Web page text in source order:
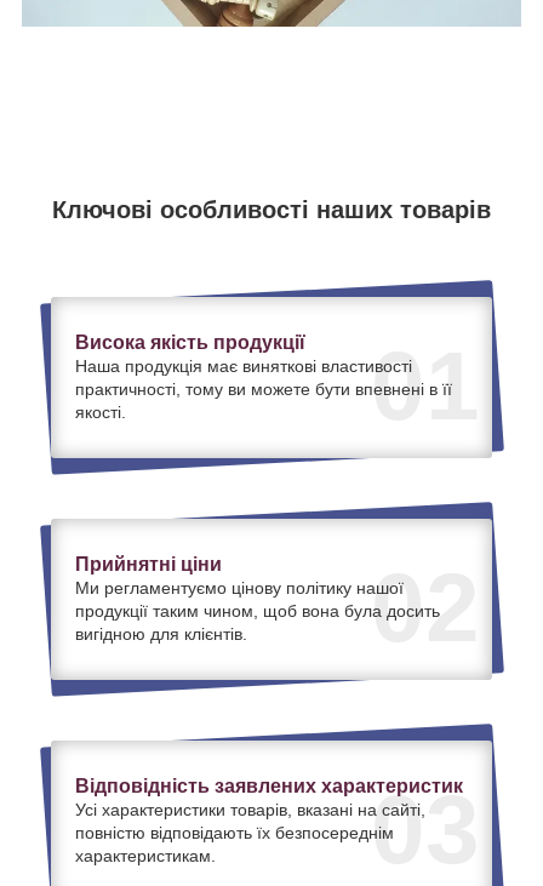
Ключові особливості наших товарів
01
Висока якість продукції
Наша продукція має виняткові властивості
практичності, тому ви можете бути впевнені в її
якості.
02
Прийнятні ціни
Ми регламентуємо цінову політику нашої
продукції таким чином, щоб вона була досить
вигідною для клієнтів.
03
Відповідність заявлених характеристик
Усі характеристики товарів, вказані на сайті,
повністю відповідають їх безпосереднім
характеристикам.